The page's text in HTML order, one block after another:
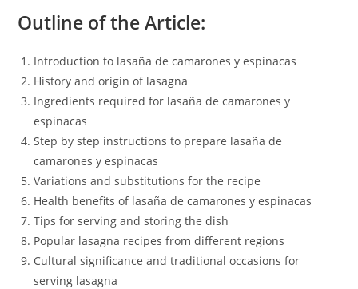
Outline of the Article:
Introduction to lasaña de camarones y espinacas
History and origin of lasagna
Ingredients required for lasaña de camarones y
espinacas
Step by step instructions to prepare lasaña de
camarones y espinacas
Variations and substitutions for the recipe
Health benefits of lasaña de camarones y espinacas
Tips for serving and storing the dish
Popular lasagna recipes from different regions
Cultural significance and traditional occasions for
serving lasagna